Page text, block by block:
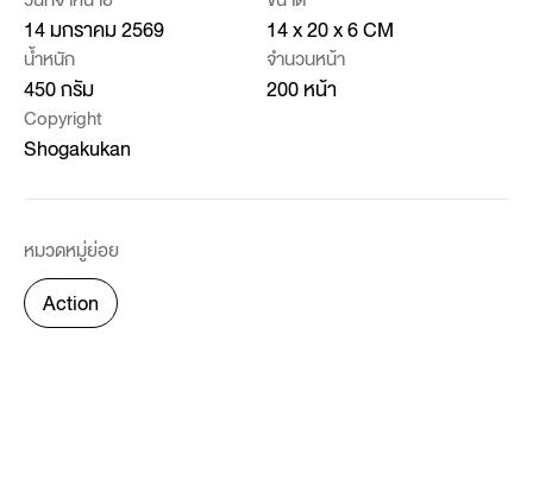
14 มกราคม 2569 14 x 20 x 6 CM
น้ำหนัก
450 กรัม
จำนวนหน้า
200 หน้า
Copyright
Shogakukan
หมวดหมู่ย่อย
Action